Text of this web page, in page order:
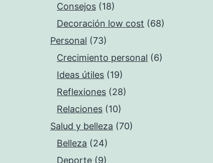
Consejos (18)
Decoración low cost (68)
Personal (73)
Crecimiento personal (6)
Ideas útiles (19)
Reflexiones (28)
Relaciones (10)
Salud y belleza (70)
Belleza (24)
Deporte (9)